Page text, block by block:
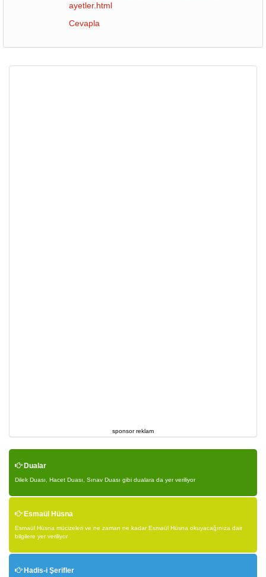
ayetler.html
Cevapla
sponsor reklam
Dualar
Dilek Duası, Hacet Duası, Sınav Duası gibi dualara da yer veriliyor
Esmaül Hüsna
Esmaül Hüsna mücizeleri ve ne zaman ne kadar Esmaül Hüsna okuyacağınıza dair
bilgilere yer veriliyor
Hadis-i Şerifler